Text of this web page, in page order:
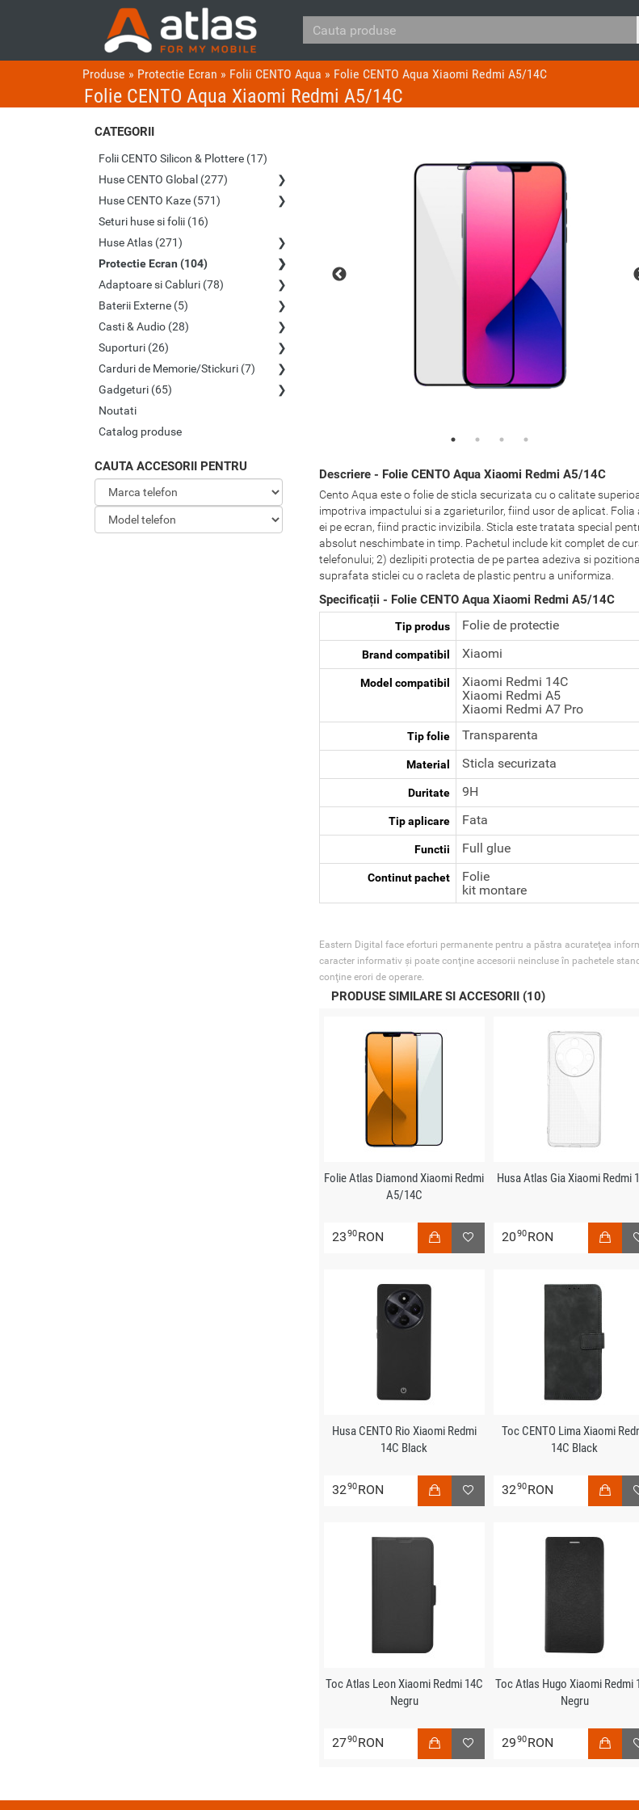
Produse » Protectie Ecran » Folii CENTO Aqua » Folie CENTO Aqua Xiaomi Redmi A5/14C
Folie CENTO Aqua Xiaomi Redmi A5/14C
CATEGORII
Folii CENTO Silicon & Plottere (17)
Huse CENTO Global (277)
Huse CENTO Kaze (571)
Seturi huse si folii (16)
Huse Atlas (271)
Protectie Ecran (104)
Adaptoare si Cabluri (78)
Baterii Externe (5)
Casti & Audio (28)
Suporturi (26)
Carduri de Memorie/Stickuri (7)
Gadgeturi (65)
Noutati
Catalog produse
CAUTA ACCESORII PENTRU
Descriere - Folie CENTO Aqua Xiaomi Redmi A5/14C
Cento Aqua este o folie de sticla securizata cu o calitate
impotriva impactului si a zgarieturilor, fiind usor de aplicat.
ei pe ecran, fiind practic invizibila. Sticla este tratata special
absolut neschimbate in timp. Pachetul include kit complet de
telefonului; 2) dezlipiti protectia de pe partea adeziva si
suprafata sticlei cu o racleta de plastic pentru a uniformiza.
Specificații - Folie CENTO Aqua Xiaomi Redmi A5/14C
Tip produs Folie de protectie
Brand compatibil Xiaomi
Model compatibil
Xiaomi Redmi 14C
Xiaomi Redmi A5
Xiaomi Redmi A7 Pro
Tip folie Transparenta
Material Sticla securizata
Duritate 9H
Tip aplicare Fata
Functii Full glue
Continut pachet
Folie
kit montare
Eastern Digital face eforturi permanente pentru a păstra acurateţea
caracter informativ şi poate conţine accesorii neincluse în pachetele
conţine erori de operare.
PRODUSE SIMILARE SI ACCESORII (10)
Folie Atlas Diamond Xiaomi Redmi
A5/14C
2390RON
Husa Atlas Gia Xiaomi Redmi
2090RON
Husa CENTO Rio Xiaomi Redmi
14C Black
3290RON
Toc CENTO Lima Xiaomi
14C Black
3290RON
Toc Atlas Leon Xiaomi Redmi 14C
Negru
2790RON
Toc Atlas Hugo Xiaomi Redmi
Negru
2990RON